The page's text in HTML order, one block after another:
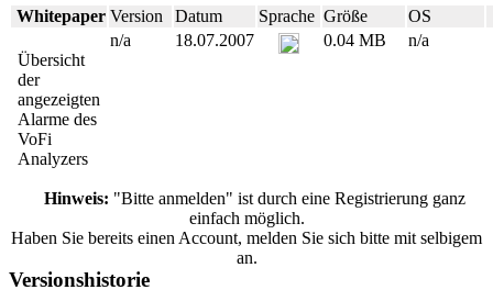
Whitepaper Version Datum Sprache Größe OS
Übersicht
der
angezeigten
Alarme des
VoFi
Analyzers
n/a 18.07.2007 0.04 MB n/a
Hinweis: "Bitte anmelden" ist durch eine Registrierung ganz
einfach möglich.
Haben Sie bereits einen Account, melden Sie sich bitte mit selbigem
an.
Versionshistorie